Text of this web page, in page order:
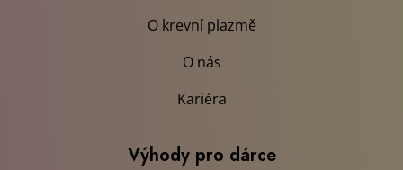
O krevní plazmě
O nás
Kariéra
Výhody pro dárce